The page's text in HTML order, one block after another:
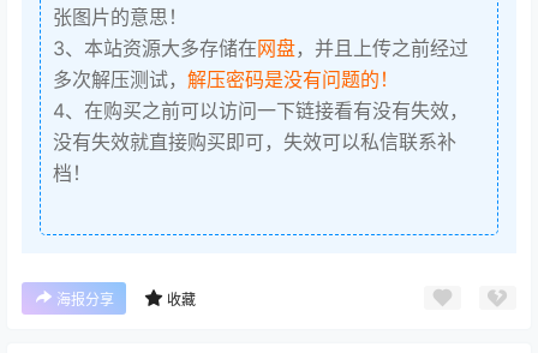
张图片的意思！
3、本站资源大多存储在网盘，并且上传之前经过
多次解压测试， 解压密码是没有问题的！
4、在购买之前可以访问一下链接看有没有失效，
没有失效就直接购买即可，失效可以私信联系补
档！
海报分享 收藏